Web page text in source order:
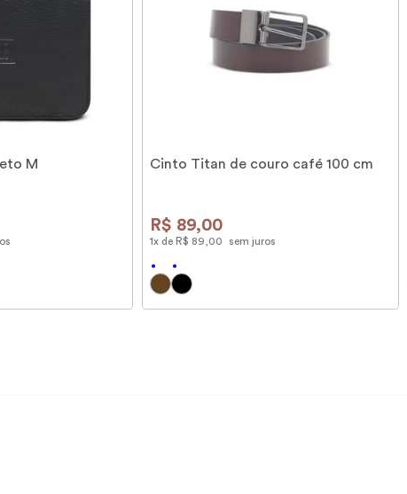
M Cinto Titan de couro café 100 cm
R$ 89,00
1x de R$ 89 00 sem juros